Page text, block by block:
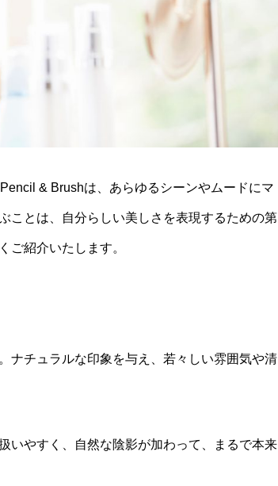
& Brushは、あらゆるシーンやムードにマ
ことは、自分らしい美しさを表現するための第
ご紹介いたします。
ナチュラルな印象を与え、若々しい雰囲気や清
いやすく、自然な陰影が加わって、まるで本来